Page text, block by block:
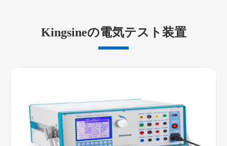
Kingsineの電気テスト装置